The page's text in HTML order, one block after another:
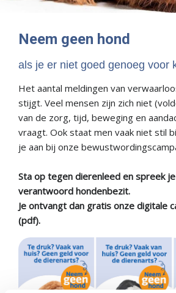
Neem geen hond
als je er niet goed genoeg voor
Het aantal meldingen van
stijgt. Veel mensen zijn zich niet
van de zorg, tijd, beweging en
vraagt. Ook staat men vaak niet stil
je aan bij onze
Sta op tegen dierenleed en spreek
verantwoord hondenbezit.
Je ontvangt dan gratis onze digitale
(pdf).